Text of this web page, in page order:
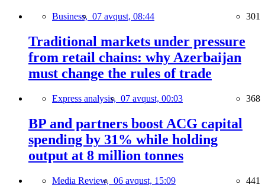
Business, 07 avqust, 08:44 301
Traditional markets under pressure
from retail chains: why Azerbaijan
must change the rules of trade
Express analysis, 07 avqust, 00:03 368
BP and partners boost ACG capital
spending by 31% while holding
output at 8 million tonnes
Media Review, 06 avqust, 15:09 441